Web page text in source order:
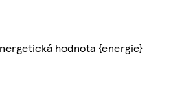
hodnota {energie}